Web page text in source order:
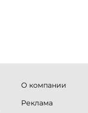
О компании
Реклама